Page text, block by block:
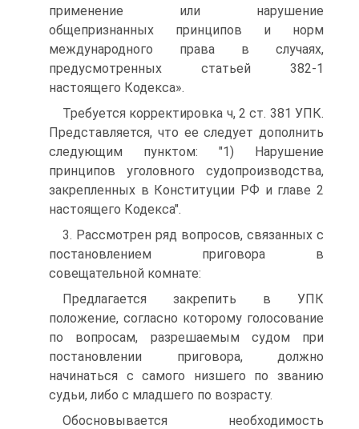
применение или нарушение
общепризнанных принципов и норм
международного права в случаях,
предусмотренных статьей 382-1
настоящего Кодекса».
Требуется корректировка ч, 2 ст. 381 УПК.
Представляется, что ее следует дополнить
следующим пунктом: "1) Нарушение
принципов уголовного судопроизводства,
закрепленных в Конституции РФ и главе 2
настоящего Кодекса".
3. Рассмотрен ряд вопросов, связанных с
постановлением приговора в
совещательной комнате:
Предлагается закрепить в УПК
положение, согласно которому голосование
по вопросам, разрешаемым судом при
постановлении приговора, должно
начинаться с самого низшего по званию
судьи, либо с младшего по возрасту.
Обосновывается необходимость